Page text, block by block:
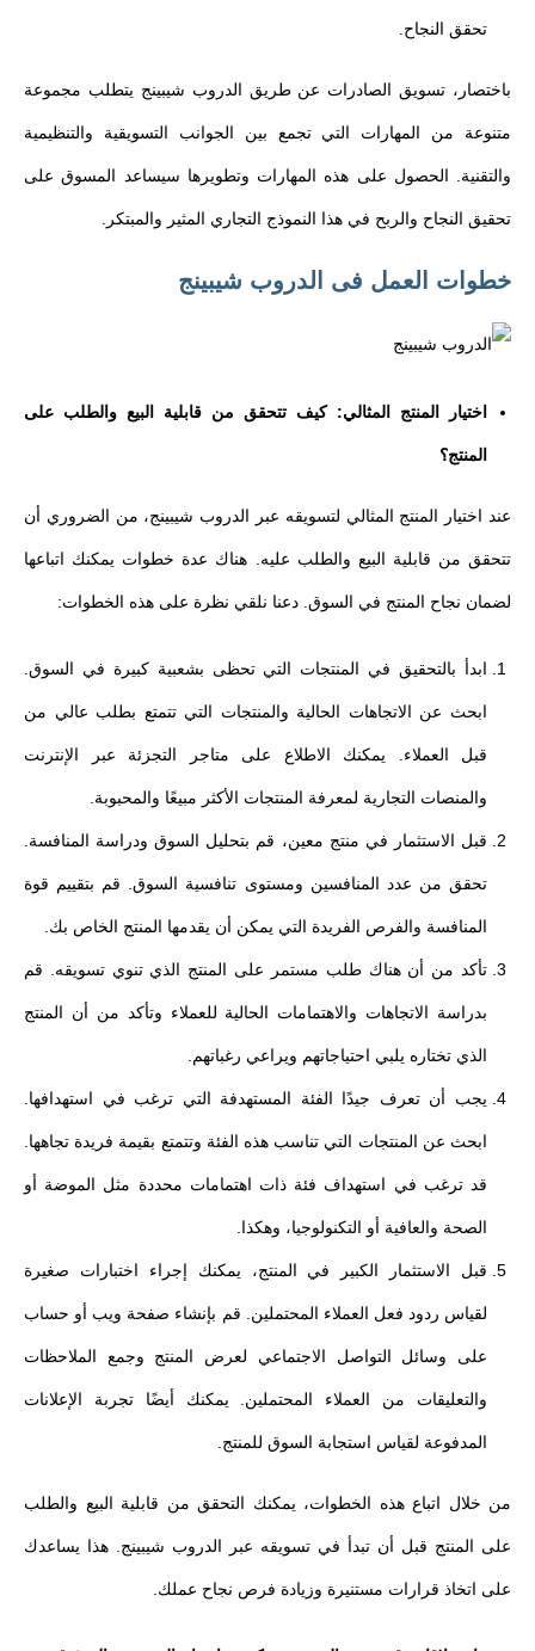
تحقق النجاح.
باختصار، تسويق الصادرات عن طريق الدروب شيبينج يتطلب مجموعة
متنوعة من المهارات التي تجمع بين الجوانب التسويقية والتنظيمية
والتقنية. الحصول على هذه المهارات وتطويرها سيساعد المسوق على
تحقيق النجاح والربح في هذا النموذج التجاري المثير والمبتكر.
خطوات العمل فى الدروب شيبينج
اختيار المنتج المثالي: كيف تتحقق من قابلية البيع والطلب على
المنتج؟
عند اختيار المنتج المثالي لتسويقه عبر الدروب شيبينج، من الضروري أن
تتحقق من قابلية البيع والطلب عليه. هناك عدة خطوات يمكنك اتباعها
لضمان نجاح المنتج في السوق. دعنا نلقي نظرة على هذه الخطوات:
ابدأ بالتحقيق في المنتجات التي تحظى بشعبية كبيرة في السوق.
ابحث عن الاتجاهات الحالية والمنتجات التي تتمتع بطلب عالي من
قبل العملاء. يمكنك الاطلاع على متاجر التجزئة عبر الإنترنت
والمنصات التجارية لمعرفة المنتجات الأكثر مبيعًا والمحبوبة.
قبل الاستثمار في منتج معين، قم بتحليل السوق ودراسة المنافسة.
تحقق من عدد المنافسين ومستوى تنافسية السوق. قم بتقييم قوة
المنافسة والفرص الفريدة التي يمكن أن يقدمها المنتج الخاص بك.
تأكد من أن هناك طلب مستمر على المنتج الذي تنوي تسويقه. قم
بدراسة الاتجاهات والاهتمامات الحالية للعملاء وتأكد من أن المنتج
الذي تختاره يلبي احتياجاتهم ويراعي رغباتهم.
يجب أن تعرف جيدًا الفئة المستهدفة التي ترغب في استهدافها.
ابحث عن المنتجات التي تناسب هذه الفئة وتتمتع بقيمة فريدة تجاهها.
قد ترغب في استهداف فئة ذات اهتمامات محددة مثل الموضة أو
الصحة والعافية أو التكنولوجيا، وهكذا.
قبل الاستثمار الكبير في المنتج، يمكنك إجراء اختبارات صغيرة
لقياس ردود فعل العملاء المحتملين. قم بإنشاء صفحة ويب أو حساب
على وسائل التواصل الاجتماعي لعرض المنتج وجمع الملاحظات
والتعليقات من العملاء المحتملين. يمكنك أيضًا تجربة الإعلانات
المدفوعة لقياس استجابة السوق للمنتج.
من خلال اتباع هذه الخطوات، يمكنك التحقق من قابلية البيع والطلب
على المنتج قبل أن تبدأ في تسويقه عبر الدروب شيبينج. هذا يساعدك
على اتخاذ قرارات مستنيرة وزيادة فرص نجاح عملك.